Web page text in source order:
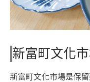
新富町文化
新富町文化市場是保